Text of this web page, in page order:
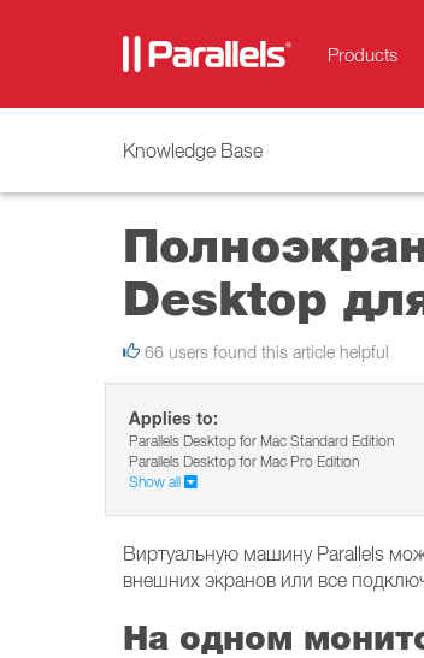
Products
Knowledge Base
Desktop
66 users found this article helpful
Applies to:
Parallels Desktop for Mac Standard Edition
Parallels Desktop for Mac Pro Edition
Show all
Виртуальную машину Parallels
внешних экранов или все
На одном